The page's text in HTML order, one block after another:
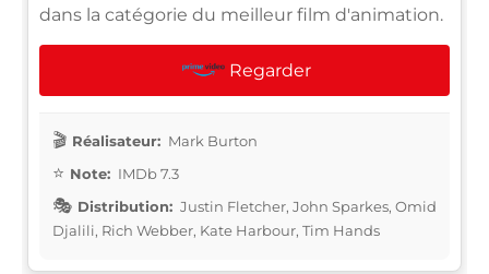
dans la catégorie du meilleur film d'animation.
Regarder
Réalisateur: Mark Burton
Note: IMDb 7.3
Distribution: Justin Fletcher, John Sparkes, Omid
Djalili, Rich Webber, Kate Harbour, Tim Hands